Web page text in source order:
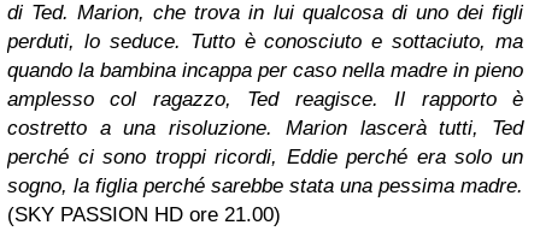
di Ted. Marion, che trova in lui qualcosa di uno dei figli
perduti, lo seduce. Tutto è conosciuto e sottaciuto, ma
quando la bambina incappa per caso nella madre in pieno
amplesso col ragazzo, Ted reagisce. Il rapporto è
costretto a una risoluzione. Marion lascerà tutti, Ted
perché ci sono troppi ricordi, Eddie perché era solo un
sogno, la figlia perché sarebbe stata una pessima madre.
(SKY PASSION HD ore 21.00)